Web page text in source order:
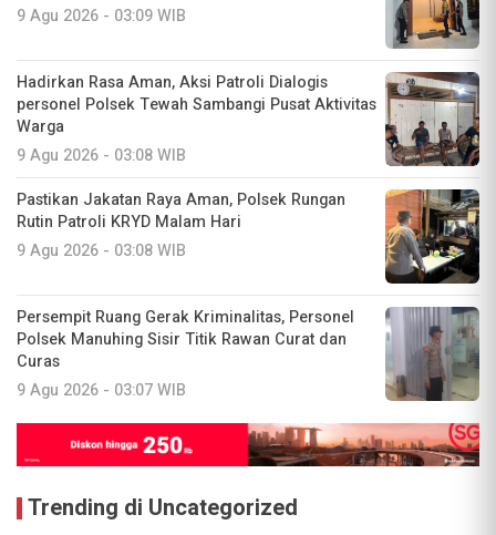
9 Agu 2026 - 03:09 WIB
Hadirkan Rasa Aman, Aksi Patroli Dialogis
personel Polsek Tewah Sambangi Pusat Aktivitas
Warga
9 Agu 2026 - 03:08 WIB
Pastikan Jakatan Raya Aman, Polsek Rungan
Rutin Patroli KRYD Malam Hari
9 Agu 2026 - 03:08 WIB
Persempit Ruang Gerak Kriminalitas, Personel
Polsek Manuhing Sisir Titik Rawan Curat dan
Curas
9 Agu 2026 - 03:07 WIB
Trending di Uncategorized